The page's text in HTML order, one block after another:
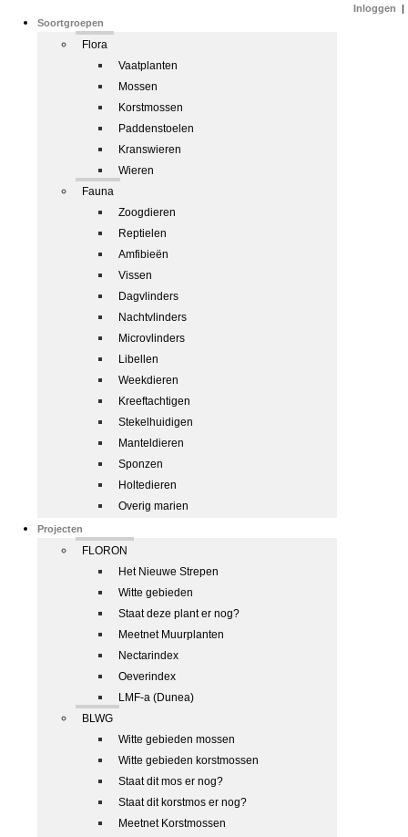
Soortgroepen
Flora
Vaatplanten
Mossen
Korstmossen
Paddenstoelen
Kranswieren
Wieren
Fauna
Zoogdieren
Reptielen
Amfibieën
Vissen
Dagvlinders
Nachtvlinders
Microvlinders
Libellen
Weekdieren
Kreeftachtigen
Stekelhuidigen
Manteldieren
Sponzen
Holtedieren
Overig marien
Projecten
FLORON
Het Nieuwe Strepen
Witte gebieden
Staat deze plant er nog?
Meetnet Muurplanten
Nectarindex
Oeverindex
LMF-a (Dunea)
BLWG
Witte gebieden mossen
Witte gebieden korstmossen
Staat dit mos er nog?
Staat dit korstmos er nog?
Meetnet Korstmossen
Inloggen |